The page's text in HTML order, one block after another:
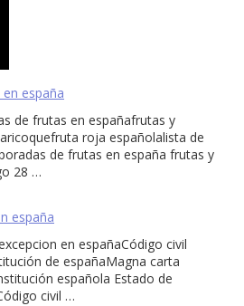
españa
de frutas en españafrutas y
roja españolalista de
de frutas en españa frutas y
28 …
españa
en españaCódigo civil
de españaMagna carta
española Estado de
civil …